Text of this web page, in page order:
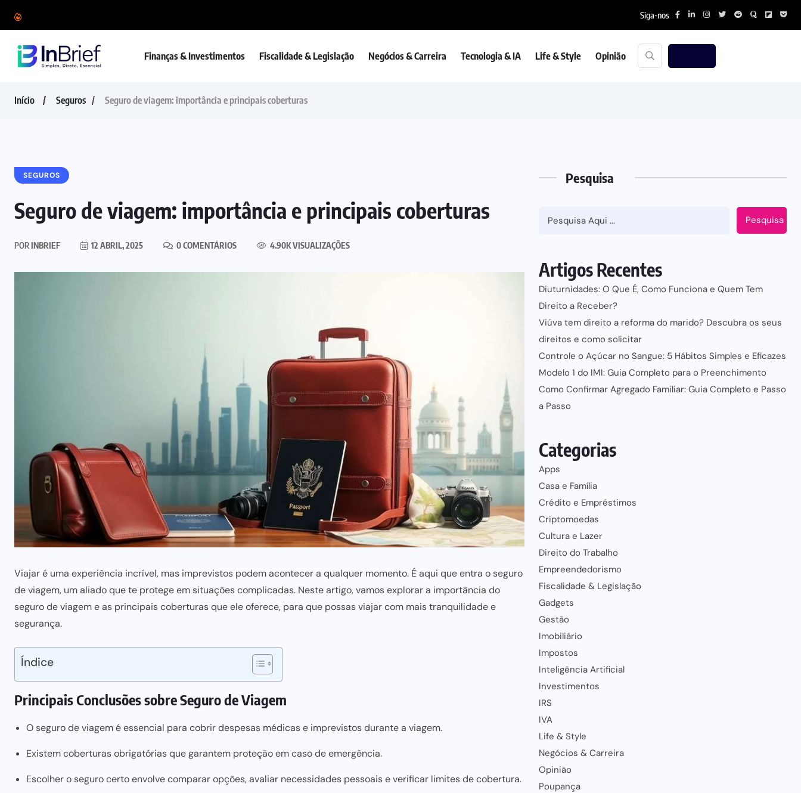
Siga-nos
Finanças & Investimentos Fiscalidade & Legislação Negócios & Carreira Tecnologia & IA Life & Style Opinião
Início Seguros Seguro de viagem: importância e principais coberturas
SEGUROS
Seguro de viagem: importância e principais coberturas
PORINBRIEF 12 ABRIL, 2025 0 COMENTÁRIOS 4.90K VISUALIZAÇÕES
Viajar é uma experiência incrível, mas imprevistos podem acontecer a qualquer momento. É aqui que entra o seguro
de viagem, um aliado que te protege em situações complicadas. Neste artigo, vamos explorar a importância do
seguro de viagem e as principais coberturas que ele oferece, para que possas viajar com mais tranquilidade e
segurança.
Índice
Principais Conclusões sobre Seguro de Viagem
O seguro de viagem é essencial para cobrir despesas médicas e imprevistos durante a viagem.
Existem coberturas obrigatórias que garantem proteção em caso de emergência.
Escolher o seguro certo envolve comparar opções, avaliar necessidades pessoais e verificar limites de cobertura.
Pesquisa
Pesquisa
Artigos Recentes
Diuturnidades: O Que É, Como Funciona e Quem Tem
Direito a Receber?
Viúva tem direito a reforma do marido? Descubra os seus
direitos e como solicitar
Controle o Açúcar no Sangue: 5 Hábitos Simples e Eficazes
Modelo 1 do IMI: Guia Completo para o Preenchimento
Como Confirmar Agregado Familiar: Guia Completo e Passo
a Passo
Categorias
Apps
Casa e Família
Crédito e Empréstimos
Criptomoedas
Cultura e Lazer
Direito do Trabalho
Empreendedorismo
Fiscalidade & Legislação
Gadgets
Gestão
Imobiliário
Impostos
Inteligência Artificial
Investimentos
IRS
IVA
Life & Style
Negócios & Carreira
Opinião
Poupança